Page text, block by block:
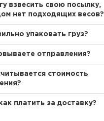
взвесить свою посылку,
нет подходящих весов?
упаковать груз?
отправления?
стоимость
платить за доставку?